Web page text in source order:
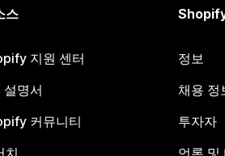
스
지원 센터
설명서
커뮤니티
치
정보
채용 정
투자자
언론 및